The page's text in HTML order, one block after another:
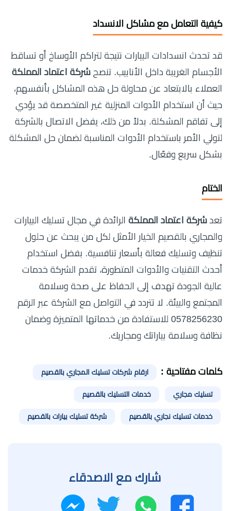
كيفية التعامل مع مشاكل الانسداد
قد تحدث انسدادات البيارات نتيجة لتراكم الأوساخ أو تساقط
الأجسام الغريبة داخل الأنابيب. تنصح شركة اعتماد المملكة
العملاء بالابتعاد عن محاولة حل هذه المشاكل بأنفسهم،
حيث أن استخدام الأدوات المنزلية غير المتخصصة قد يؤدي
إلى تفاقم المشكلة. بدلاً من ذلك، يفضل الاتصال بالشركة
لتولي الأمر باستخدام الأدوات المناسبة لضمان حل المشكلة
بشكل سريع وفعّال.
الختام
تعد شركة اعتماد المملكة الرائدة في مجال تسليك البيارات
والمجاري بالقصيم الخيار الأمثل لكل من يبحث عن حلول
تنظيف وتسليك فعالة بأسعار تنافسية. بفضل استخدام
أحدث التقنيات والأدوات المتطورة، تقدم الشركة خدمات
عالية الجودة تهدف إلى الحفاظ على صحة وسلامة
المجتمع والبيئة. لا تتردد في التواصل مع الشركة عبر الرقم
0578256230 للاستفادة من خدماتها المتميزة وضمان
نظافة وسلامة بياراتك ومجاريك.
كلمات مفتاحية : ارقام شركات تسليك المجاري بالقصيم
تسليك مجاري خدمات التسليك بالقصيم
خدمات تسليك نجاري بالقصيم شركة تسليك بيارات بالقصيم
شارك مع الاصدقاء
فيسبوك
واتساب تويتر